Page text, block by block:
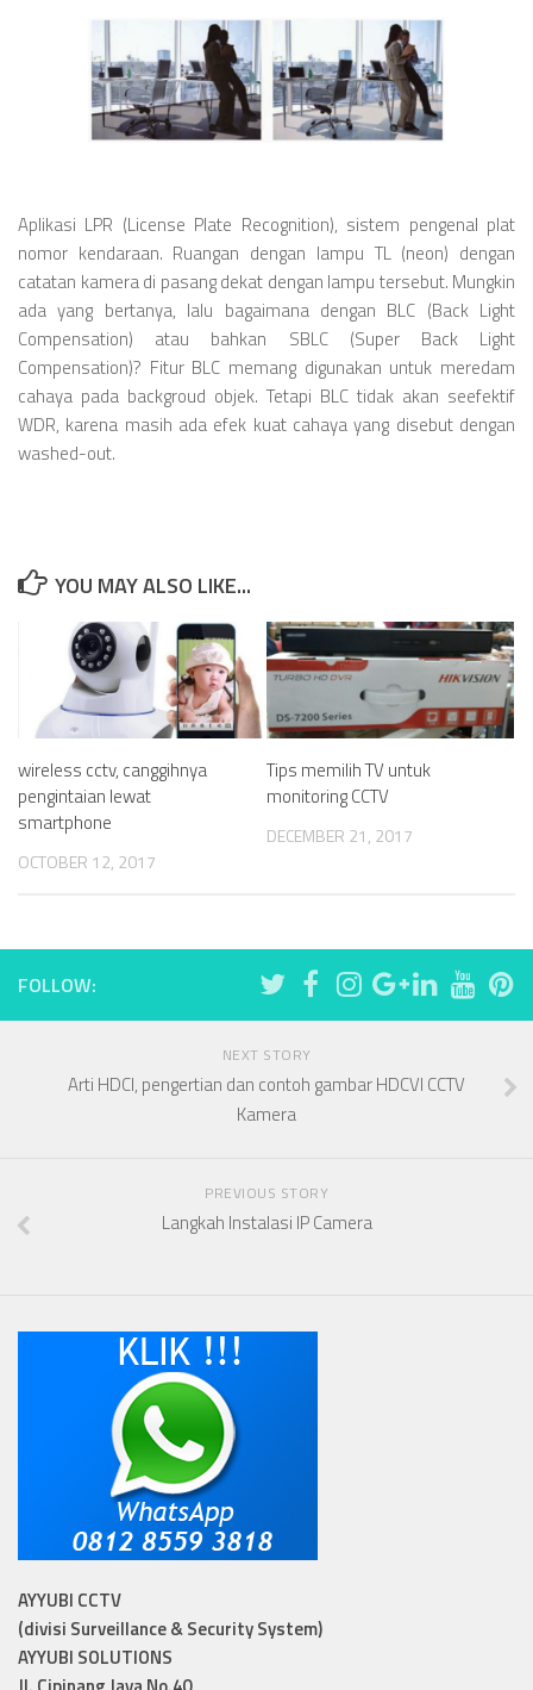
Aplikasi LPR (License Plate Recognition), sistem pengenal plat
nomor kendaraan. Ruangan dengan lampu TL (neon) dengan
catatan kamera di pasang dekat dengan lampu tersebut. Mungkin
ada yang bertanya, lalu bagaimana dengan BLC (Back Light
Compensation) atau bahkan SBLC (Super Back Light
Compensation)? Fitur BLC memang digunakan untuk meredam
cahaya pada backgroud objek. Tetapi BLC tidak akan seefektif
WDR, karena masih ada efek kuat cahaya yang disebut dengan
washed-out.
YOU MAY ALSO LIKE...
wireless cctv, canggihnya
pengintaian lewat
smartphone
OCTOBER 12, 2017
Tips memilih TV untuk
monitoring CCTV
DECEMBER 21, 2017
FOLLOW:
NEXT STORY
Arti HDCI, pengertian dan contoh gambar HDCVI CCTV
Kamera
PREVIOUS STORY
Langkah Instalasi IP Camera
AYYUBI CCTV
(divisi Surveillance & Security System)
AYYUBI SOLUTIONS